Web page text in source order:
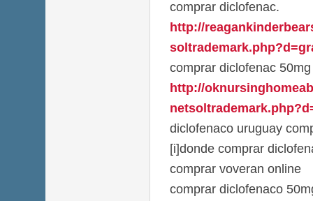
comprar diclofenac.
http://
comprar diclofenac
http://
diclofenaco uruguay
[i]donde comprar
comprar voveran online
comprar diclofenaco